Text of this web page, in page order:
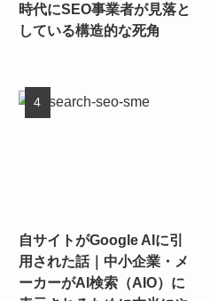
時代にSEO事業者が見落と
している構造的な死角
自サイトがGoogle AIに引
用された話｜中小企業・メ
ーカーがAI検索（AIO）に